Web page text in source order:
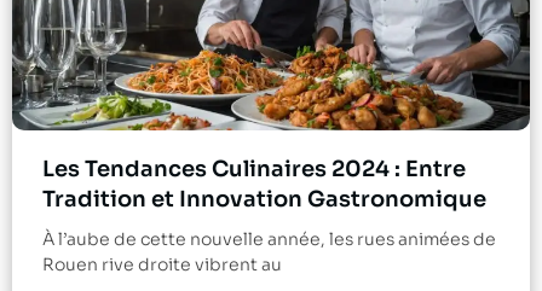
Les Tendances Culinaires 2024 : Entre
Tradition et Innovation Gastronomique
À l’aube de cette nouvelle année, les rues animées de
Rouen rive droite vibrent au